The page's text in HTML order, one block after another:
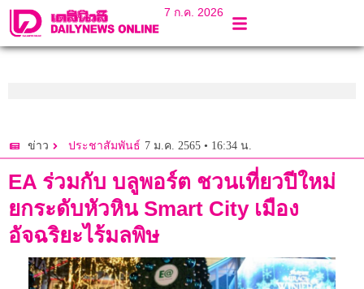
7 ก.ค. 2026
ข่าว ประชาสัมพันธ์ 7 ม.ค. 2565 • 16:34 น.
EA ร่วมกับ บลูพอร์ต ชวนเที่ยวปีใหม่
ยกระดับหัวหิน Smart City เมือง
อัจฉริยะไร้มลพิษ